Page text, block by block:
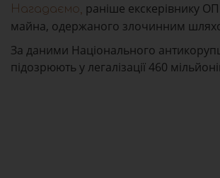
Нагадаємо, раніше екскерівнику
майна, одержаного злочинним
За даними Національного
підозрюють у легалізації 460